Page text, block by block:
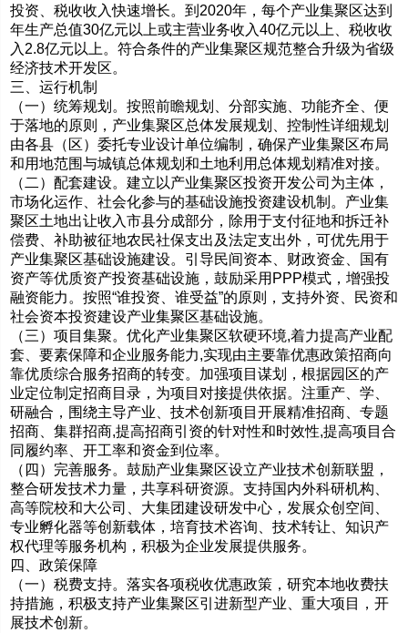
投资、税收收入快速增长。到2020年，每个产业集聚区达到
年生产总值30亿元以上或主营业务收入40亿元以上、税收收
入2.8亿元以上。符合条件的产业集聚区规范整合升级为省级
经济技术开发区。
三、运行机制
（一）统筹规划。按照前瞻规划、分部实施、功能齐全、便
于落地的原则，产业集聚区总体发展规划、控制性详细规划
由各县（区）委托专业设计单位编制，确保产业集聚区布局
和用地范围与城镇总体规划和土地利用总体规划精准对接。
（二）配套建设。建立以产业集聚区投资开发公司为主体，
市场化运作、社会化参与的基础设施投资建设机制。产业集
聚区土地出让收入市县分成部分，除用于支付征地和拆迁补
偿费、补助被征地农民社保支出及法定支出外，可优先用于
产业集聚区基础设施建设。引导民间资本、财政资金、国有
资产等优质资产投资基础设施，鼓励采用PPP模式，增强投
融资能力。按照“谁投资、谁受益”的原则，支持外资、民资和
社会资本投资建设产业集聚区基础设施。
（三）项目集聚。优化产业集聚区软硬环境,着力提高产业配
套、要素保障和企业服务能力,实现由主要靠优惠政策招商向
靠优质综合服务招商的转变。加强项目谋划，根据园区的产
业定位制定招商目录，为项目对接提供依据。注重产、学、
研融合，围绕主导产业、技术创新项目开展精准招商、专题
招商、集群招商,提高招商引资的针对性和时效性,提高项目合
同履约率、开工率和资金到位率。
（四）完善服务。鼓励产业集聚区设立产业技术创新联盟，
整合研发技术力量，共享科研资源。支持国内外科研机构、
高等院校和大公司、大集团建设研发中心，发展众创空间、
专业孵化器等创新载体，培育技术咨询、技术转让、知识产
权代理等服务机构，积极为企业发展提供服务。
四、政策保障
（一）税费支持。落实各项税收优惠政策，研究本地收费扶
持措施，积极支持产业集聚区引进新型产业、重大项目，开
展技术创新。